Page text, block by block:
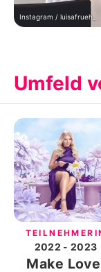
Instagram / luisafrueh_
Umfeld
2022 - 2023
Make